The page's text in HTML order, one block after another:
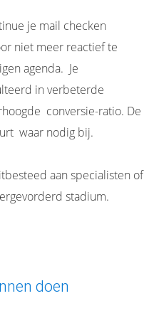
je mail checken
niet meer reactief te
agenda. Je
in verbeterde
conversie-ratio. De
waar nodig bij.
aan specialisten of
stadium.
doen